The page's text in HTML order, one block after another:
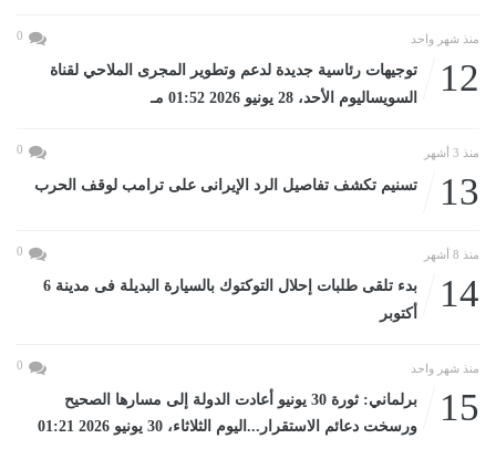
منذ شهر واحد 0
12
توجيهات رئاسية جديدة لدعم وتطوير المجرى الملاحي لقناة
السويساليوم الأحد، 28 يونيو 2026 01:52 مـ
منذ 3 أشهر 0
13 تسنيم تكشف تفاصيل الرد الإيرانى على ترامب لوقف الحرب
منذ 8 أشهر 0
14
بدء تلقى طلبات إحلال التوكتوك بالسيارة البديلة فى مدينة 6
أكتوبر
منذ شهر واحد 0
15
برلماني: ثورة 30 يونيو أعادت الدولة إلى مسارها الصحيح
ورسخت دعائم الاستقرار...اليوم الثلاثاء، 30 يونيو 2026 01:21